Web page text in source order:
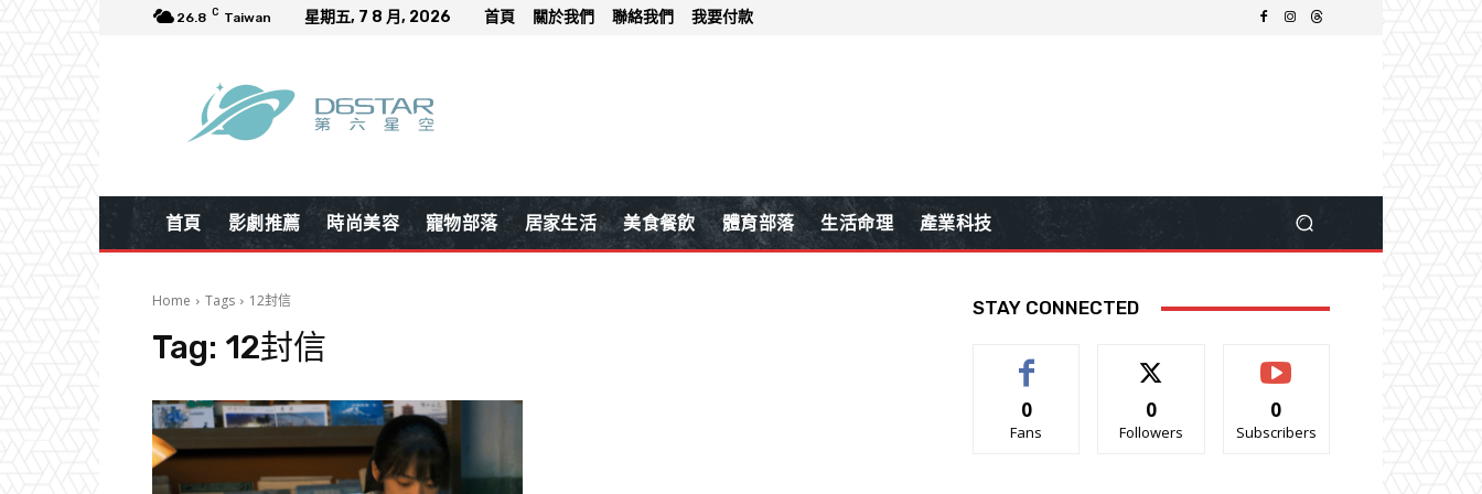
26.8 C Taiwan 星期五, 7 8 月, 2026 首頁 關於我們 聯絡我們 我要付款
首頁 影劇推薦 時尚美容 寵物部落 居家生活 美食餐飲 體育部落 生活命理 產業科技
Home Tags 12封信
Tag: 12封信
STAY CONNECTED
0
Fans
0
Followers
0
Subscribers